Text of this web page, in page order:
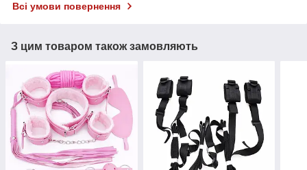
Всі умови повернення
З цим товаром також замовляють